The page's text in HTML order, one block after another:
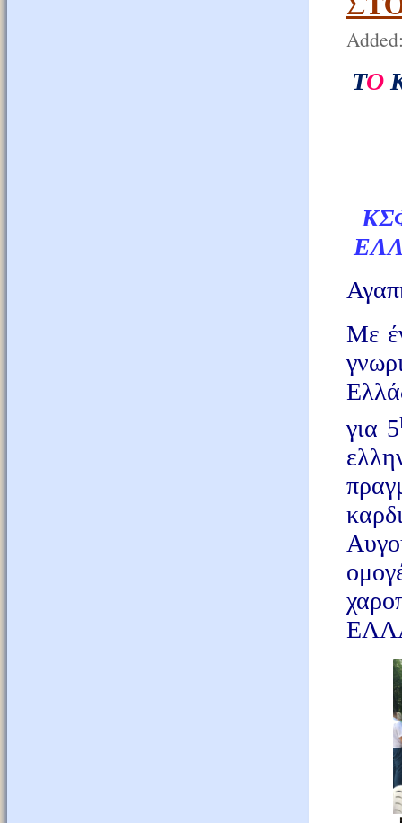
ΤΟ
Με
για 5